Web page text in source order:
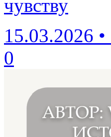
чувству
15.03.2026 •
0